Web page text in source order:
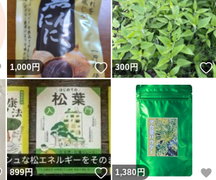
いいね！
1,000円 いいね！
300円
いいね！
899円 いいね！
1,380円